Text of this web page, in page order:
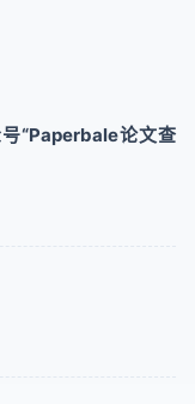
“Paperbale论文查